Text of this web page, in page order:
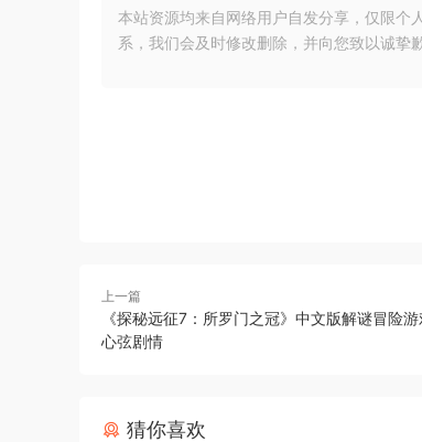
本站资源均来自网络用户自发分享，仅限个
系，我们会及时修改删除，并向您致以诚挚
上一篇
《探秘远征7：所罗门之冠》中文版解谜冒险
心弦剧情
猜你喜欢